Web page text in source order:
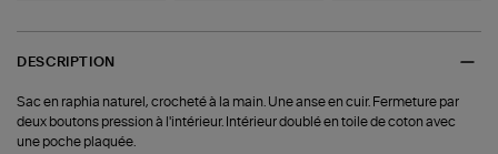
DESCRIPTION
Sac en raphia naturel, crocheté à la main. Une anse en cuir. Fermeture par
deux boutons pression à l'intérieur. Intérieur doublé en toile de coton avec
une poche plaquée.